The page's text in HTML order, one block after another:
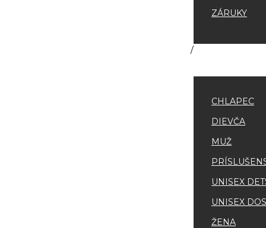
ZÁRUKY
CHLAPEC
DIEVČA
MUŽ
UNISEX
UNISEX
ŽENA